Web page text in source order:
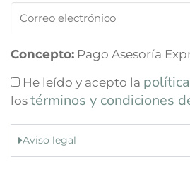
Concepto: Pago Asesoría
He leído y acepto la
los términos y condiciones
Aviso legal